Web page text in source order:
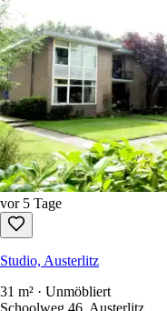
vor 5 Tage
Studio, Austerlitz
31 m² · Unmöbliert